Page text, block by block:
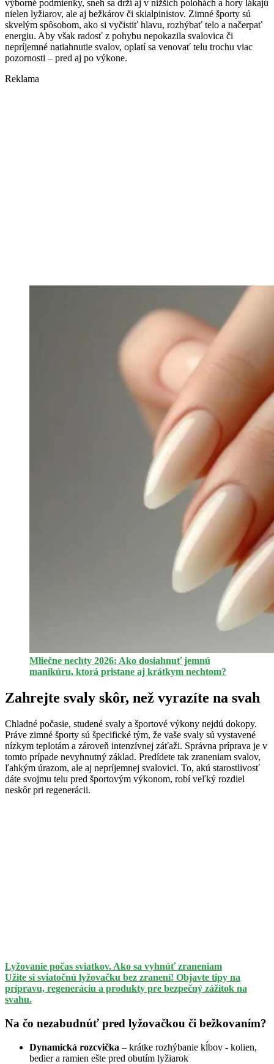
výborné podmienky, sneh sa drží aj v nižších polohách a hory lákajú
nielen lyžiarov, ale aj bežkárov či skialpinistov. Zimné športy sú
skvelým spôsobom, ako si vyčistiť hlavu, rozhýbať telo a načerpať
energiu. Aby však radosť z pohybu nepokazila svalovica či
nepríjemné natiahnutie svalov, oplatí sa venovať telu trochu viac
pozornosti – pred aj po výkone.
Reklama
Mliečne nechty 2026: Ako dosiahnuť jemnú
manikúru, ktorá pristane aj krátkym nechtom?
Zahrejte svaly skôr, než vyrazíte na svah
Chladné počasie, studené svaly a športové výkony nejdú dokopy.
Práve zimné športy sú špecifické tým, že vaše svaly sú vystavené
nízkym teplotám a zároveň intenzívnej záťaži. Správna príprava je v
tomto prípade nevyhnutný základ. Predídete tak zraneniam svalov,
ľahkým úrazom, ale aj nepríjemnej svalovici. To, akú starostlivosť
dáte svojmu telu pred športovým výkonom, robí veľký rozdiel
neskôr pri regenerácii.
Lyžovanie počas sviatkov. Ako sa vyhnúť zraneniam
Užite si sviatočnú lyžovačku bez zranení! Objavte tipy na
prípravu, regeneráciu a produkty pre bezpečný zážitok na
svahu.
Na čo nezabudnúť pred lyžovačkou či bežkovaním?
Dynamická rozcvička – krátke rozhýbanie kĺbov - kolien,
bedier a ramien ešte pred obutím lyžiarok